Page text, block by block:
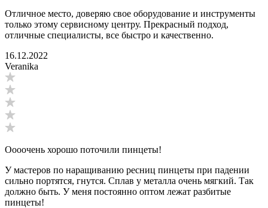
Отличное место, доверяю свое оборудование и инструменты
только этому сервисному центру. Прекрасный подход,
отличные специалисты, все быстро и качественно.
16.12.2022
Veranika
Оооочень хорошо поточили пинцеты!
У мастеров по наращиванию ресниц пинцеты при падении
сильно портятся, гнутся. Сплав у металла очень мягкий. Так
должно быть. У меня постоянно оптом лежат разбитые
пинцеты!